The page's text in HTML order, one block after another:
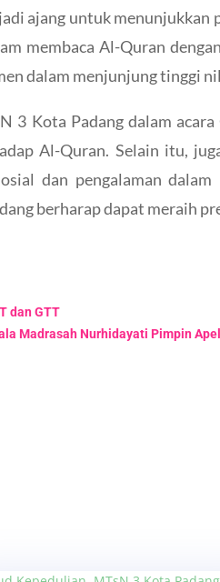
ajang untuk menunjukkan
membaca Al-Quran
dalam menjunjung tinggi
3 Kota Padang dalam
Al-Quran. Selain itu,
dan pengalaman
berharap dapat meraih
dan GTT
Madrasah Nurhidayati Pimpin